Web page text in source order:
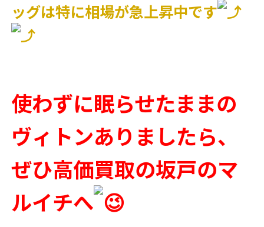
ッグは特に相場が急上昇中です
使わずに眠らせたままの
ヴィトンありましたら、
ぜひ高価買取の坂戸のマ
ルイチへ